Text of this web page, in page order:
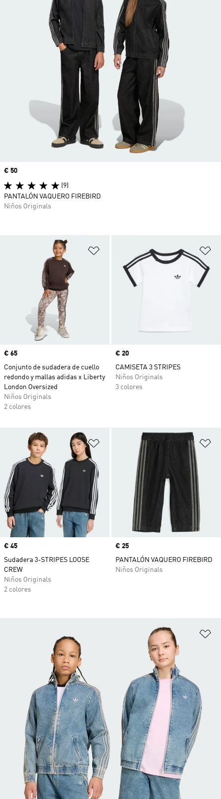
Añadir a la lista de deseos
Precio
€ 65
Conjunto de sudadera de cuello
redondo y mallas adidas x Liberty
London Oversized
Niños Originals
2 colores
Precio
€ 20
CAMISETA 3 STRIPES
Niños Originals
3 colores
Añadir a la lista de deseos
Precio
€ 45
Sudadera 3-STRIPES LOOSE
CREW
Niños Originals
2 colores
Precio
€ 25
PANTALÓN VAQUERO FIREBIRD
Niños Originals
Precio
€ 50
(9)
PANTALÓN VAQUERO FIREBIRD
Niños Originals